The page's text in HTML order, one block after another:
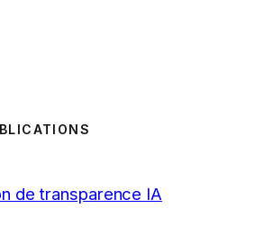
de transparence IA